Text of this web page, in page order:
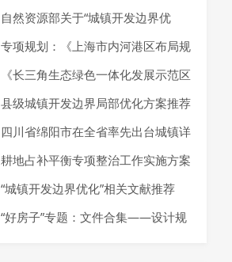
量发展的通知
自然资源部关于“城镇开发边界优
化”的政策推荐
专项规划：《上海市内河港区布局规
划（2025-2035年）》发布
《长三角生态绿色一体化发展示范区
国土空间总体规划实施体检评估报告
（2023年度）》发布
县级城镇开发边界局部优化方案推荐
四川省绵阳市在全省率先出台城镇详
细规划编制指南
耕地占补平衡专项整治工作实施方案
推荐
“城镇开发边界优化”相关文献推荐
“好房子”专题：文件合集——设计规